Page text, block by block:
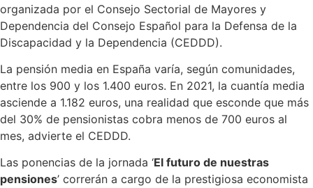
organizada por el Consejo Sectorial de Mayores y
Dependencia del Consejo Español para la Defensa de la
Discapacidad y la Dependencia (CEDDD).
La pensión media en España varía, según comunidades,
entre los 900 y los 1.400 euros. En 2021, la cuantía media
asciende a 1.182 euros, una realidad que esconde que más
del 30% de pensionistas cobra menos de 700 euros al
mes, advierte el CEDDD.
Las ponencias de la jornada ‘El futuro de nuestras
pensiones’ correrán a cargo de la prestigiosa economista